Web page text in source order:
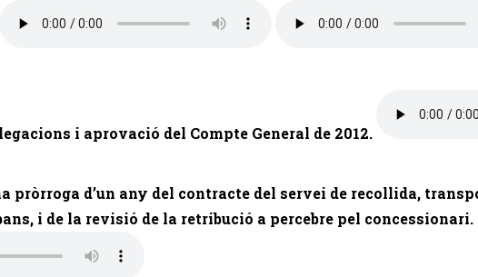
i aprovació del Compte General de 2012.
pròrroga d’un any del contracte del servei de recollida,
i de la revisió de la retribució a percebre pel concessionari.